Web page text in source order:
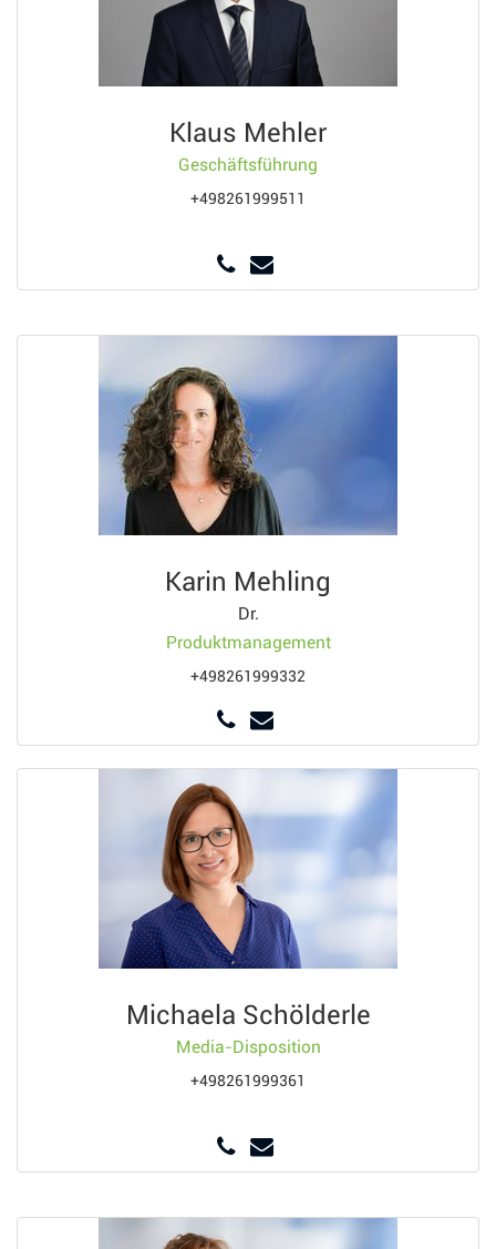
Klaus Mehler
Geschäftsführung
+498261999511
Karin Mehling
Dr.
Produktmanagement
+498261999332
Michaela Schölderle
Media-Disposition
+498261999361